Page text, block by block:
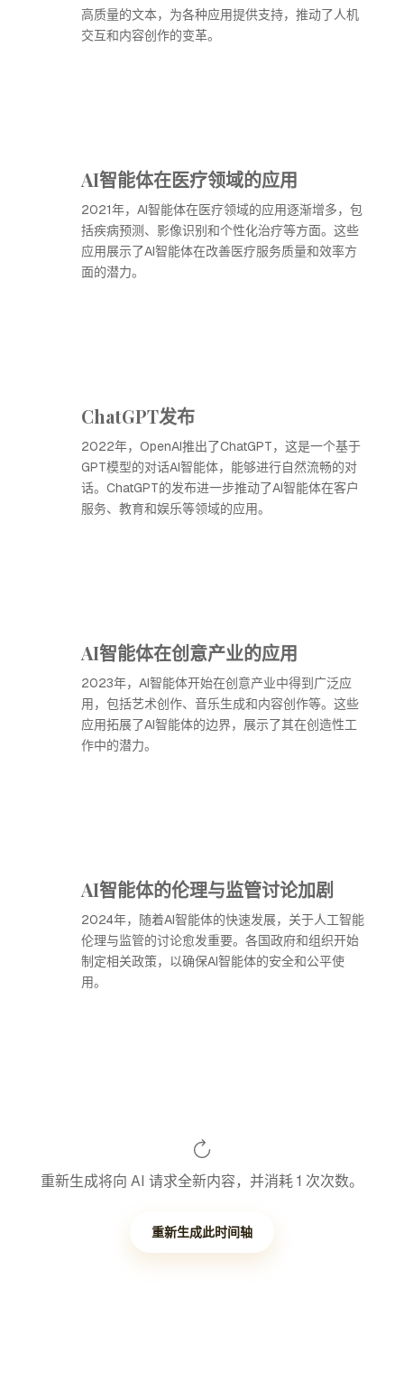
高质量的文本，为各种应用提供支持，推动了人机
交互和内容创作的变革。
AI智能体在医疗领域的应用
2021年，AI智能体在医疗领域的应用逐渐增多，包
括疾病预测、影像识别和个性化治疗等方面。这些
应用展示了AI智能体在改善医疗服务质量和效率方
面的潜力。
ChatGPT发布
2022年，OpenAI推出了ChatGPT，这是一个基于
GPT模型的对话AI智能体，能够进行自然流畅的对
话。ChatGPT的发布进一步推动了AI智能体在客户
服务、教育和娱乐等领域的应用。
AI智能体在创意产业的应用
2023年，AI智能体开始在创意产业中得到广泛应
用，包括艺术创作、音乐生成和内容创作等。这些
应用拓展了AI智能体的边界，展示了其在创造性工
作中的潜力。
AI智能体的伦理与监管讨论加剧
2024年，随着AI智能体的快速发展，关于人工智能
伦理与监管的讨论愈发重要。各国政府和组织开始
制定相关政策，以确保AI智能体的安全和公平使
用。
重新生成将向 AI 请求全新内容，并消耗 1 次次数。
重新生成此时间轴